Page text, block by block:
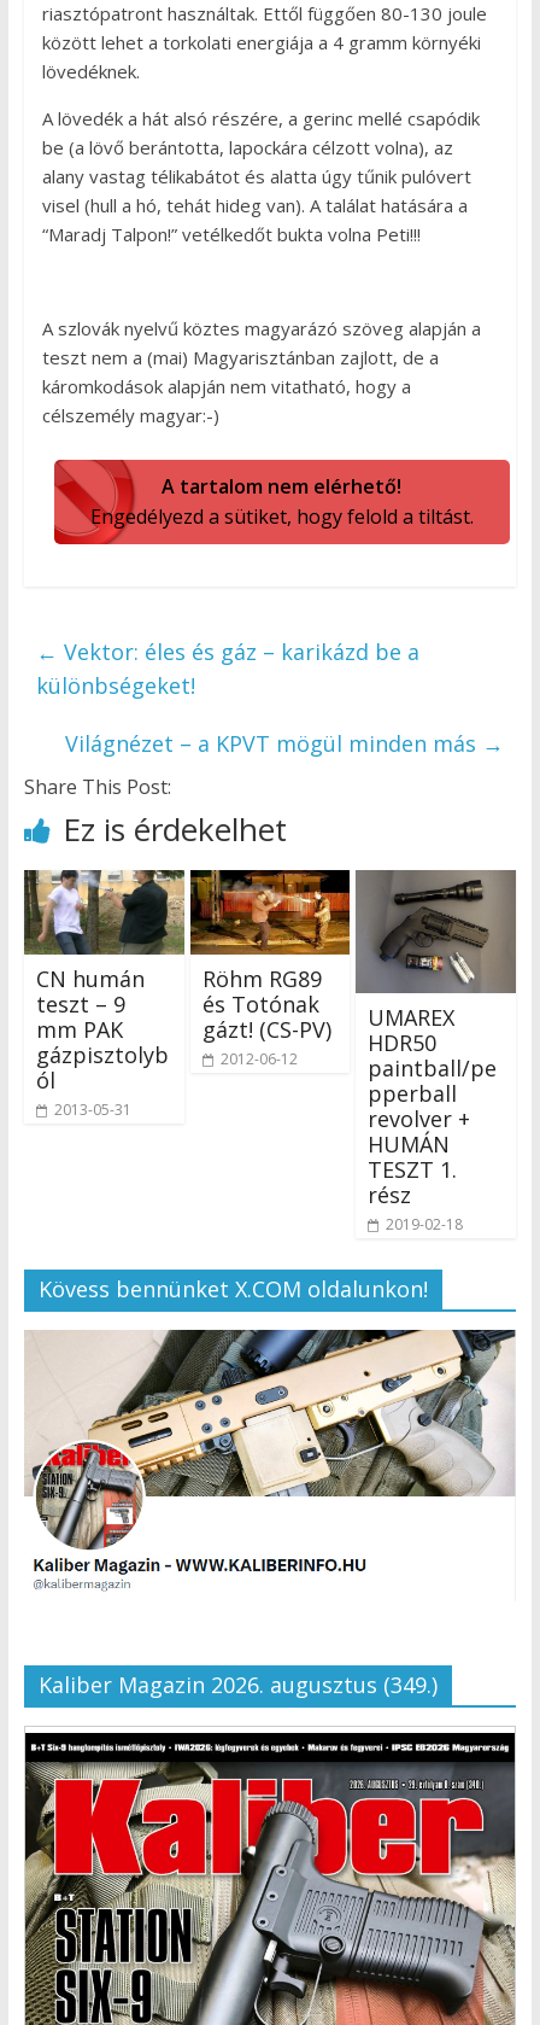
riasztópatront használtak. Ettől függően 80-130 joule
között lehet a torkolati energiája a 4 gramm környéki
lövedéknek.
A lövedék a hát alsó részére, a gerinc mellé csapódik
be (a lövő berántotta, lapockára célzott volna), az
alany vastag télikabátot és alatta úgy tűnik pulóvert
visel (hull a hó, tehát hideg van). A találat hatására a
“Maradj Talpon!” vetélkedőt bukta volna Peti!!!
A szlovák nyelvű köztes magyarázó szöveg alapján a
teszt nem a (mai) Magyarisztánban zajlott, de a
káromkodások alapján nem vitatható, hogy a
célszemély magyar:-)
A tartalom nem elérhető!
Engedélyezd a sütiket, hogy felold a tiltást.
← Vektor: éles és gáz – karikázd be a
különbségeket!
Világnézet – a KPVT mögül minden más →
Share This Post:
Ez is érdekelhet
CN humán
teszt – 9
mm PAK
gázpisztolyb
ól
2013-05-31
Röhm RG89
és Totónak
gázt! (CS-PV)
2012-06-12
UMAREX
HDR50
paintball/pe
pperball
revolver +
HUMÁN
TESZT 1.
rész
2019-02-18
Kövess bennünket X.COM oldalunkon!
Kaliber Magazin 2026. augusztus (349.)